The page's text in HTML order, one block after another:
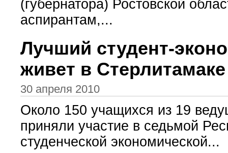
(губернатора) Ростовской
аспирантам,...
Лучший студент-
живет в Стерлитамаке
30 апреля 2010
Около 150 учащихся из 19
приняли участие в седьмой
студенческой экономической...